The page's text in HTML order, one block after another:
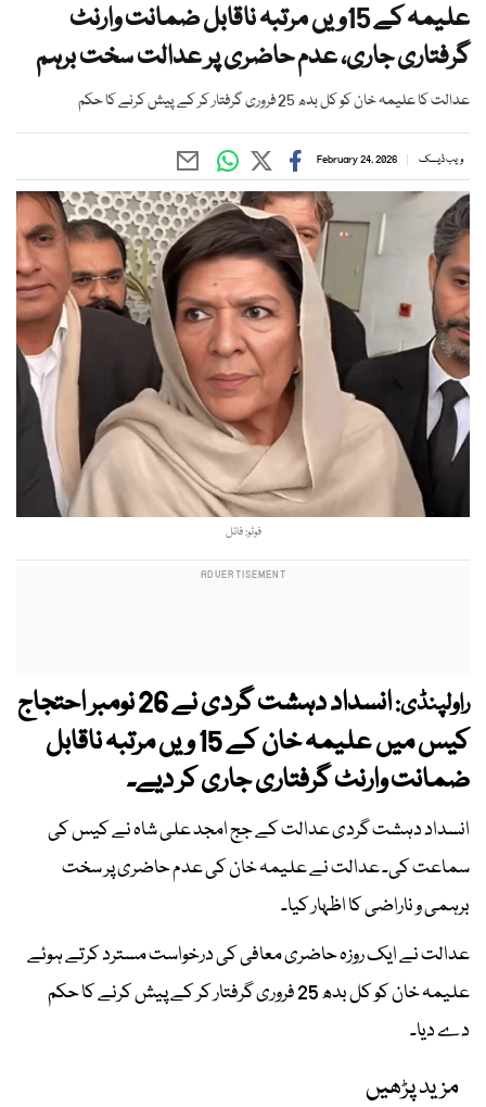
علیمہ کے 15ویں مرتبہ ناقابل ضمانت وارنٹ
گرفتاری جاری، عدم حاضری پر عدالت سخت برہم
عدالت کا علیمہ خان کو کل بدھ 25 فروری گرفتار کر کے پیش کرنے کا حکم
ویب ڈیسک February 24, 2026
فوٹو: فائل
راولپنڈی:
انسداد دہشت گردی نے 26 نومبر احتجاج
کیس میں علیمہ خان کے 15 ویں مرتبہ ناقابل
ضمانت وارنٹ گرفتاری جاری کر دیے۔
انسداد دہشت گردی عدالت کے جج امجد علی شاہ نے کیس کی
سماعت کی۔ عدالت نے علیمہ خان کی عدم حاضری پر سخت
برہمی و ناراضی کا اظہار کیا۔
عدالت نے ایک روزہ حاضری معافی کی درخواست مسترد کرتے ہوئے
علیمہ خان کو کل بدھ 25 فروری گرفتار کر کے پیش کرنے کا حکم
دے دیا۔
مزید پڑھیں